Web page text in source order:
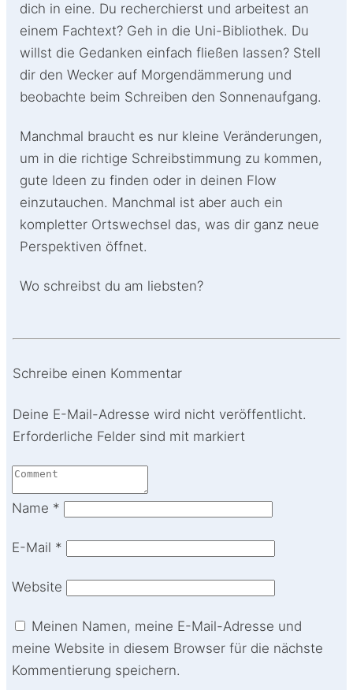
dich in eine. Du recherchierst und arbeitest an
einem Fachtext? Geh in die Uni-Bibliothek. Du
willst die Gedanken einfach fließen lassen? Stell
dir den Wecker auf Morgendämmerung und
beobachte beim Schreiben den Sonnenaufgang.
Manchmal braucht es nur kleine Veränderungen,
um in die richtige Schreibstimmung zu kommen,
gute Ideen zu finden oder in deinen Flow
einzutauchen. Manchmal ist aber auch ein
kompletter Ortswechsel das, was dir ganz neue
Perspektiven öffnet.
Wo schreibst du am liebsten?
Schreibe einen Kommentar
Deine E-Mail-Adresse wird nicht veröffentlicht.
Erforderliche Felder sind mit markiert
Name *
E-Mail *
Website
Meinen Namen, meine E-Mail-Adresse und
meine Website in diesem Browser für die nächste
Kommentierung speichern.